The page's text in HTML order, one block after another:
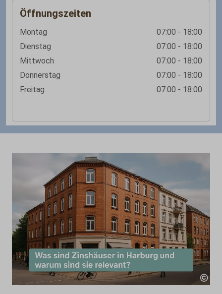
Öffnungszeiten
Montag
07:00 - 18:00
Dienstag
07:00 - 18:00
Mittwoch
07:00 - 18:00
Donnerstag
07:00 - 18:00
Freitag
07:00 - 18:00